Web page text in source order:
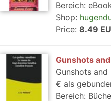
Bereich:
Shop:
Price: 8.49
Gunshots
Gunshots
€ als
Bereich: